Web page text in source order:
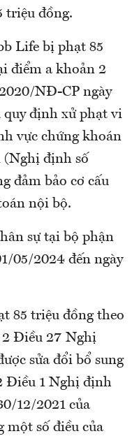
triệu đồng.
Life bị phạt 85
điểm a khoản 2
NĐ-CP ngày
quy định xử phạt vi
vực chứng khoán
(Nghị định số
đảm bảo cơ cấu
nội bộ.
sự tại bộ phận
05/2024 đến ngày
85 triệu đồng theo
Điều 27 Nghị
sửa đổi bổ sung
Điều 1 Nghị định
12/2021 của
một số điều của